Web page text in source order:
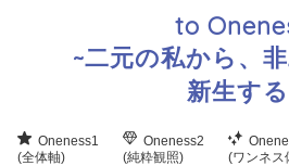
to
~二元の私から、
新生す
Oneness1
(全体軸)
Oneness2
(純粋観照)
(ワンネス